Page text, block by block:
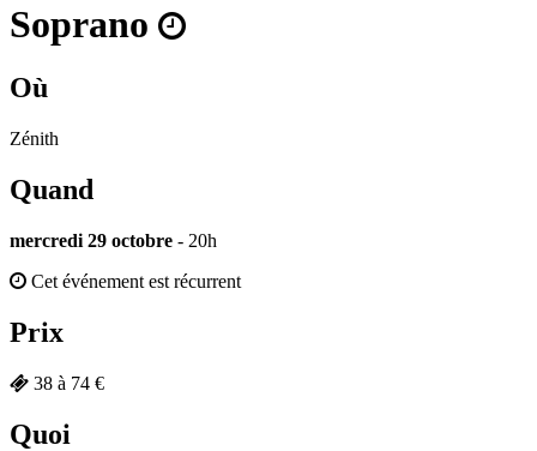
Soprano
Où
Zénith
Quand
mercredi 29 octobre - 20h
Cet événement est récurrent
Prix
38 à 74 €
Quoi